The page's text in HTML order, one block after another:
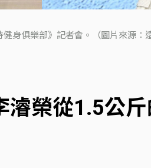
身俱樂部》記者會。（圖片來源：
榮從1.5公